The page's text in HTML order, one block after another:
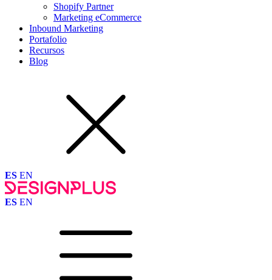
Shopify Partner
Marketing eCommerce
Inbound Marketing
Portafolio
Recursos
Blog
ES EN
ES EN